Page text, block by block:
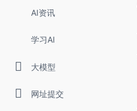
AI资讯
学习AI
大模型
网址提交